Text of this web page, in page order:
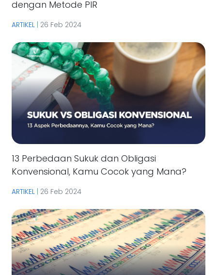
dengan Metode PIR
ARTIKEL | 26 Feb 2024
13 Perbedaan Sukuk dan Obligasi
Konvensional, Kamu Cocok yang Mana?
ARTIKEL 26 Feb 2024